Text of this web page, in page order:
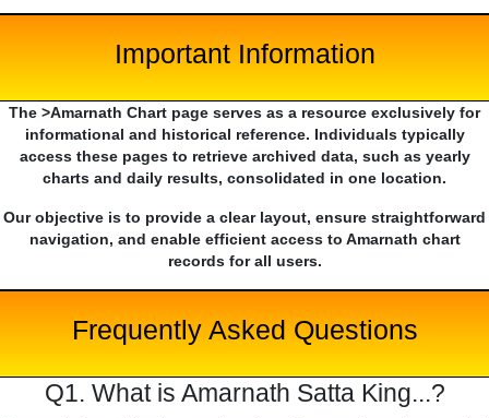
Important Information
The >Amarnath Chart page serves as a resource exclusively for
informational and historical reference. Individuals typically
access these pages to retrieve archived data, such as yearly
charts and daily results, consolidated in one location.
Our objective is to provide a clear layout, ensure straightforward
navigation, and enable efficient access to Amarnath chart
records for all users.
Frequently Asked Questions
Q1. What is Amarnath Satta King...?